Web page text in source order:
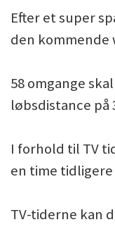
Efter et super
den kommende
58 omgange
løbsdistance på
I forhold til TV
en time tidligere
TV-tiderne kan